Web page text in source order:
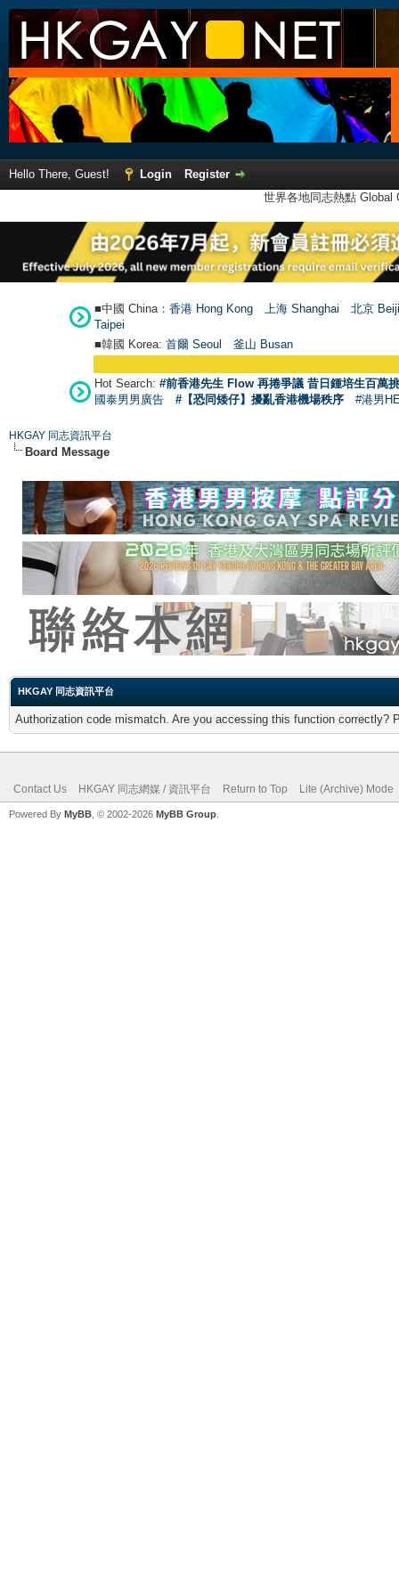
Hello There, Guest! Login
Register
世界各地同志熱點
■中國 China： 香港 Hong Kong 上海 Shanghai
北京
Taipei
■韓國 Korea: 首爾 Seoul 釜山 Busan
Hot Search: #前香港先生 Flow 再捲爭議 昔日鍾培生百萬
國泰男男廣告
#【恐同矮仔】擾亂香港機場秩序 #港男
HKGAY 同志資訊平台
Board Message
HKGAY 同志資訊平台
Authorization code mismatch. Are you accessing this function correctly?
Contact Us HKGAY 同志網媒 / 資訊平台 Return to Top Lite (Archive) Mode
Powered By MyBB , © 2002-2026 MyBB Group